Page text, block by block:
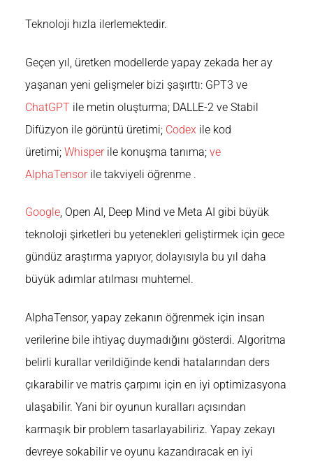
Teknoloji hızla ilerlemektedir.
Geçen yıl, üretken modellerde yapay zekada her ay
yaşanan yeni gelişmeler bizi şaşırttı: GPT3 ve
ChatGPT ile metin oluşturma; DALLE-2 ve Stabil
Difüzyon ile görüntü üretimi; Codex ile kod
üretimi; Whisperile konuşma tanıma; ve
AlphaTensorile takviyeli öğrenme .
Google, Open AI, Deep Mind ve Meta AI gibi büyük
teknoloji şirketleri bu yetenekleri geliştirmek için gece
gündüz araştırma yapıyor, dolayısıyla bu yıl daha
büyük adımlar atılması muhtemel.
AlphaTensor, yapay zekanın öğrenmek için insan
verilerine bile ihtiyaç duymadığını gösterdi. Algoritma
belirli kurallar verildiğinde kendi hatalarından ders
çıkarabilir ve matris çarpımı için en iyi optimizasyona
ulaşabilir. Yani bir oyunun kuralları açısından
karmaşık bir problem tasarlayabiliriz. Yapay zekayı
devreye sokabilir ve oyunu kazandıracak en iyi